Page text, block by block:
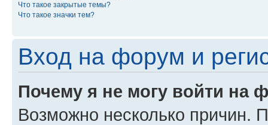
Что такое закрытые темы?
Что такое значки тем?
Вход на форум и
Почему я не могу войти на
Возможно несколько причин.